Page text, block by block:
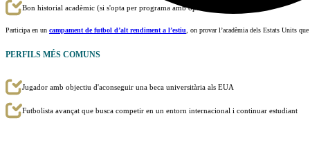
Bon historial acadèmic (si s'opta per programa amb opció universitària).
Participa en un campament de futbol d’alt rendiment a l’estiu , on provar l’acadèmia dels Estats Units
PERFILS MÉS COMUNS
Jugador amb objectiu d'aconseguir una beca universitària als EUA
Futbolista avançat que busca competir en un entorn internacional i continuar estudiant